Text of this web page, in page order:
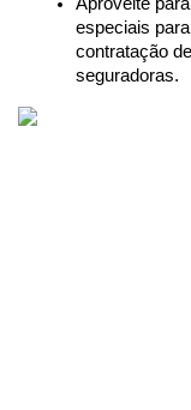
especiais
contratação
seguradoras.